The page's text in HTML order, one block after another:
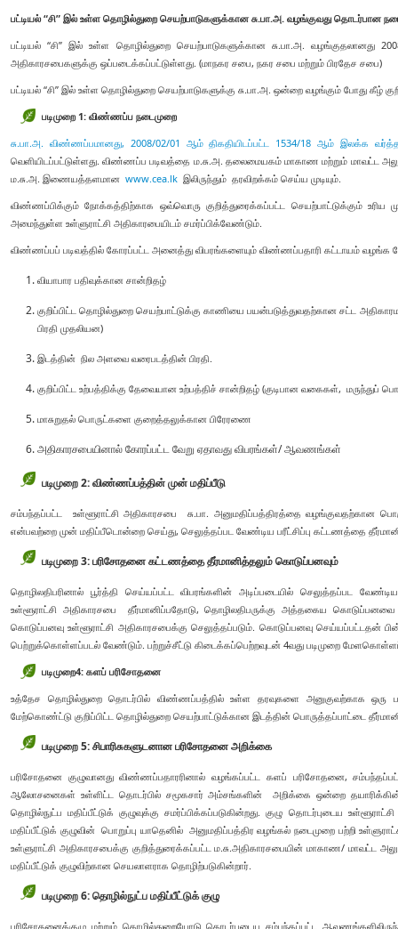
பட்டியல் “சி” இல் உள்ள தொழில்துறை செயற்பாடுகளுக்கான சு.பா.அ. வழங்குவது தொடர்பான
பட்டியல் “சி” இல் உள்ள தொழில்துறை செயற்பாடுகளுக்கான சு.பா.அ. வழங்குதலானது
அதிகாரசபைகளுக்கு ஒப்படைக்கப்பட்டுள்ளது. (மாநகர சபை, நகர சபை மற்றும் பிரதேச சபை)
பட்டியல் “சி” இல் உள்ள தொழில்துறை செயற்பாடுகளுக்கு சு.பா.அ. ஒன்றை வழங்கும் போது கீழ்
படிமுறை 1: விண்ணப்ப நடைமுறை
சு.பா.அ. விண்ணப்பமானது, 2008/02/01 ஆம் திகதியிடப்பட்ட 1534/18 ஆம் இலக்க
வெளியிடப்பட்டுள்ளது. விண்ணப்ப படிவத்தை ம.சு.அ. தலைமையகம் மாகாண மற்றும் மாவட்ட
ம.சு.அ. இணையத்தளமான www.cea.lk இலிருந்தும் தரவிறக்கம் செய்ய முடியும்.
விண்ணப்பிக்கும் நோக்கத்திற்காக ஒவ்வொரு குறித்துரைக்கப்பட்ட செயற்பாட்டுக்கும்
அமைந்துள்ள உள்ளுராட்சி அதிகாரபையிடம் சமர்ப்பிக்வேண்டும்.
விண்ணப்பப் படிவத்தில் கோரப்பட்ட அனைத்து விபரங்களையும் விண்ணப்பதாரி கட்டாயம் வழங்க
வியாபார பதிவுக்கான சான்றிதழ்
குறிப்பிட்ட தொழில்துறை செயற்பாட்டுக்கு காணியை பயன்படுத்துவதற்கான சட்ட
பிரதி முதலியன)
இடத்தின் நில அளவை வரைபடத்தின் பிரதி.
குறிப்பிட்ட உற்பத்திக்கு தேவையான உற்பத்திச் சான்றிதழ் (குடிபான வகைகள், மருந்துப்
மாசுறுதல் பொருட்களை குறைத்தலுக்கான பிரேரணை
அதிகாரசபையினால் கோரப்பட்ட வேறு ஏதாவது விபரங்கள்/ ஆவணங்கள்
படிமுறை 2: விண்ணப்பத்தின் முன் மதிப்பீடு
சம்பந்தப்பட்ட உள்ளூராட்சி அதிகாரசபை சு.பா. அனுமதிப்பத்திரத்தை வழங்குவதற்கான
என்பவற்றை முன் மதிப்பீடொன்றை செய்து, செலுத்தப்பட வேண்டிய பரீட்சிப்பு கட்டணத்தை
படிமுறை 3: பரிசோதனை கட்டணத்தை தீர்மானித்தலும் கொடுப்பனவும்
தொழிலதிபரினால் பூர்த்தி செய்யப்பட்ட விபரங்களின் அடிப்படையில் செலுத்தப்பட
உள்ளூராட்சி அதிகாரசபை தீர்மானிப்பதோடு, தொழிலதிபருக்கு அத்தகைய
கொடுப்பனவு உள்ளூராட்சி அதிகாரசபைக்கு செலுத்தப்படும். கொடுப்பனவு செய்யப்பட்டதன்
பெற்றுக்கொள்ளப்படல் வேண்டும். பற்றுச்சீட்டு கிடைக்கப்பெற்றவுடன் 4வது படிமுறை
படிமுறை4: களப் பரிசோதனை
உத்தேச தொழில்துறை தொடர்பில் விண்ணப்பத்தில் உள்ள தரவுகளை அனுகுவற்காக
மேற்கொண்ட்டு குறிப்பிட்ட தொழில்துறை செயற்பாட்டுக்கான இடத்தின் பொருத்தப்பாட்டை
படிமுறை 5: சிபாரிசுகளுடனான பரிசோதனை அறிக்கை
பரிசோதனை குழுவானது விண்ணப்பதாரரினால் வழங்கப்பட்ட களப் பரிசோதனை,
ஆலோசனைகள் உள்ளிட்ட தொடர்பில் சமூகசார் அம்சங்களின் அறிக்கை ஒன்றை
தொழில்நுட்ப மதிப்பீட்டுக் குழுவுக்கு சமர்ப்பிக்கப்படுகின்றது. குழு தொடர்புடைய
மதிப்பீட்டுக் குழுவின் பொறுப்பு யாதெனில் அனுமதிப்பத்திர வழங்கல் நடைமுறை பற்றி
உள்ளுராட்சி அதிகாரசபைக்கு குறித்துரைக்கப்பட்ட ம.சு.அதிகாரசபையின் மாகாண/ மாவட்ட
மதிப்பீட்டுக் குழுவிற்கான செயலாளராக தொழிற்படுகின்றார்.
படிமுறை 6: தொழில்நுட்ப மதிப்பீட்டுக் குழு
பரிசோதனைக்குழு மற்றும் தொழில்துறையோடு தொடர்புடைய சம்பந்தப்பட்ட